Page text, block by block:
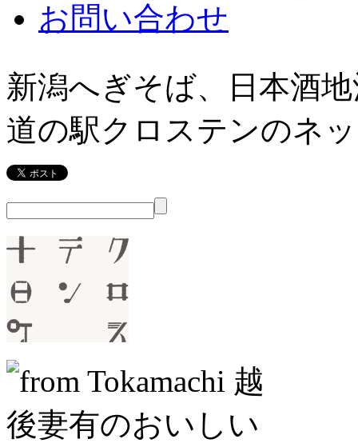
お問い合わせ
新潟へぎそば、日本酒
道の駅クロステンのネ